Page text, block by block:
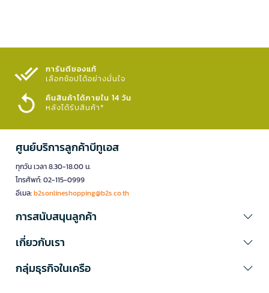
การันตีของแท้
เลือกช้อปได้อย่างมั่นใจ​
คืนสินค้าได้ภายใน 14 วัน
หลังได้รับสินค้า*
ศูนย์บริการลูกค้าบีทูเอส
ทุกวัน เวลา 8.30-18.00 น.
โทรศัพท์: 02-115-0999
อีเมล:b2sonlineshopping@b2s.co.th
การสนับสนุนลูกค้า
เกี่ยวกับเรา
กลุ่มธุรกิจในเครือ